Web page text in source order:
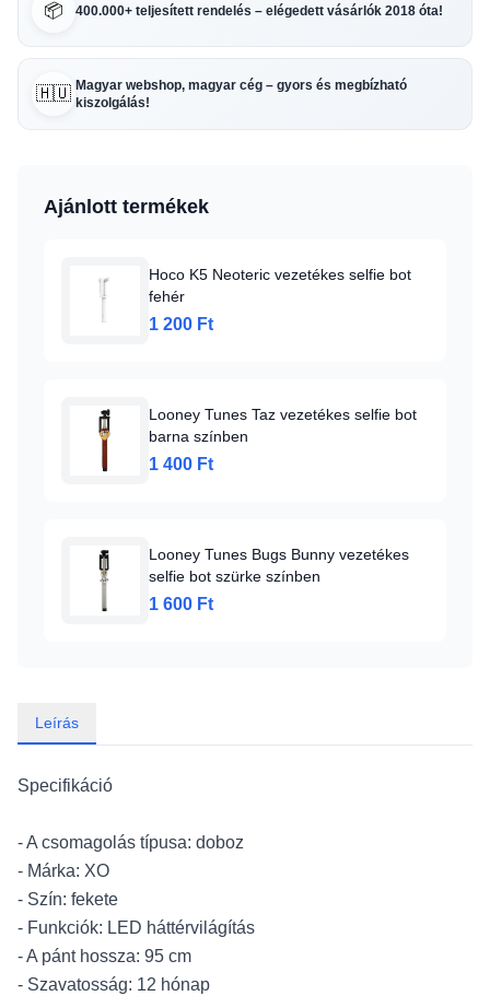
📦 400.000+ teljesített rendelés – elégedett vásárlók 2018 óta!
🇭🇺 Magyar webshop, magyar cég – gyors és megbízható
kiszolgálás!
Ajánlott termékek
Hoco K5 Neoteric vezetékes selfie bot
fehér
1 200 Ft
Looney Tunes Taz vezetékes selfie bot
barna színben
1 400 Ft
Looney Tunes Bugs Bunny vezetékes
selfie bot szürke színben
1 600 Ft
Leírás
Specifikáció
- A csomagolás típusa: doboz
- Márka: XO
- Szín: fekete
- Funkciók: LED háttérvilágítás
- A pánt hossza: 95 cm
- Szavatosság: 12 hónap